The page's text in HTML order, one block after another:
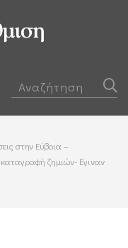
στην Εύβοια –
ζημιών- Εγιναν